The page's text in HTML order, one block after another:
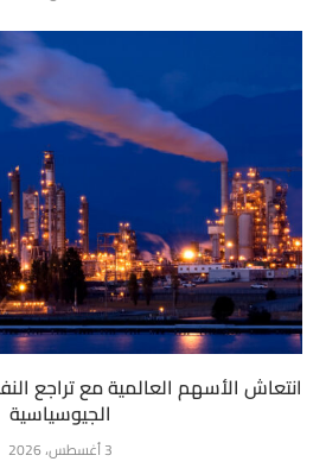
انتعاش الأسهم العالمية مع تراجع
الجيوسياسية
3 أغسطس، 2026